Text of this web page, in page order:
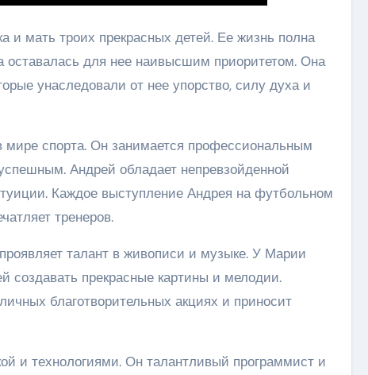
и мать троих прекрасных детей. Ее жизнь полна
оставалась для нее наивысшим приоритетом. Она
унаследовали от нее упорство, силу духа и
мире спорта. Он занимается профессиональным
Андрей обладает непревзойденной
Каждое выступление Андрея на футбольном
тренеров.
талант в живописи и музыке. У Марии
создавать прекрасные картины и мелодии.
благотворительных акциях и приносит
и технологиями. Он талантливый программист и